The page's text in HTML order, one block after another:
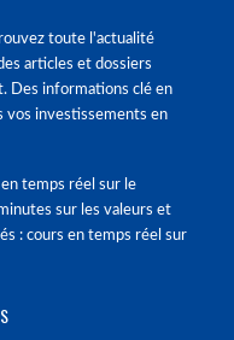
toute l'actualité
articles et dossiers
Des informations clé en
vos investissements en
temps réel sur le
sur les valeurs et
: cours en temps réel sur